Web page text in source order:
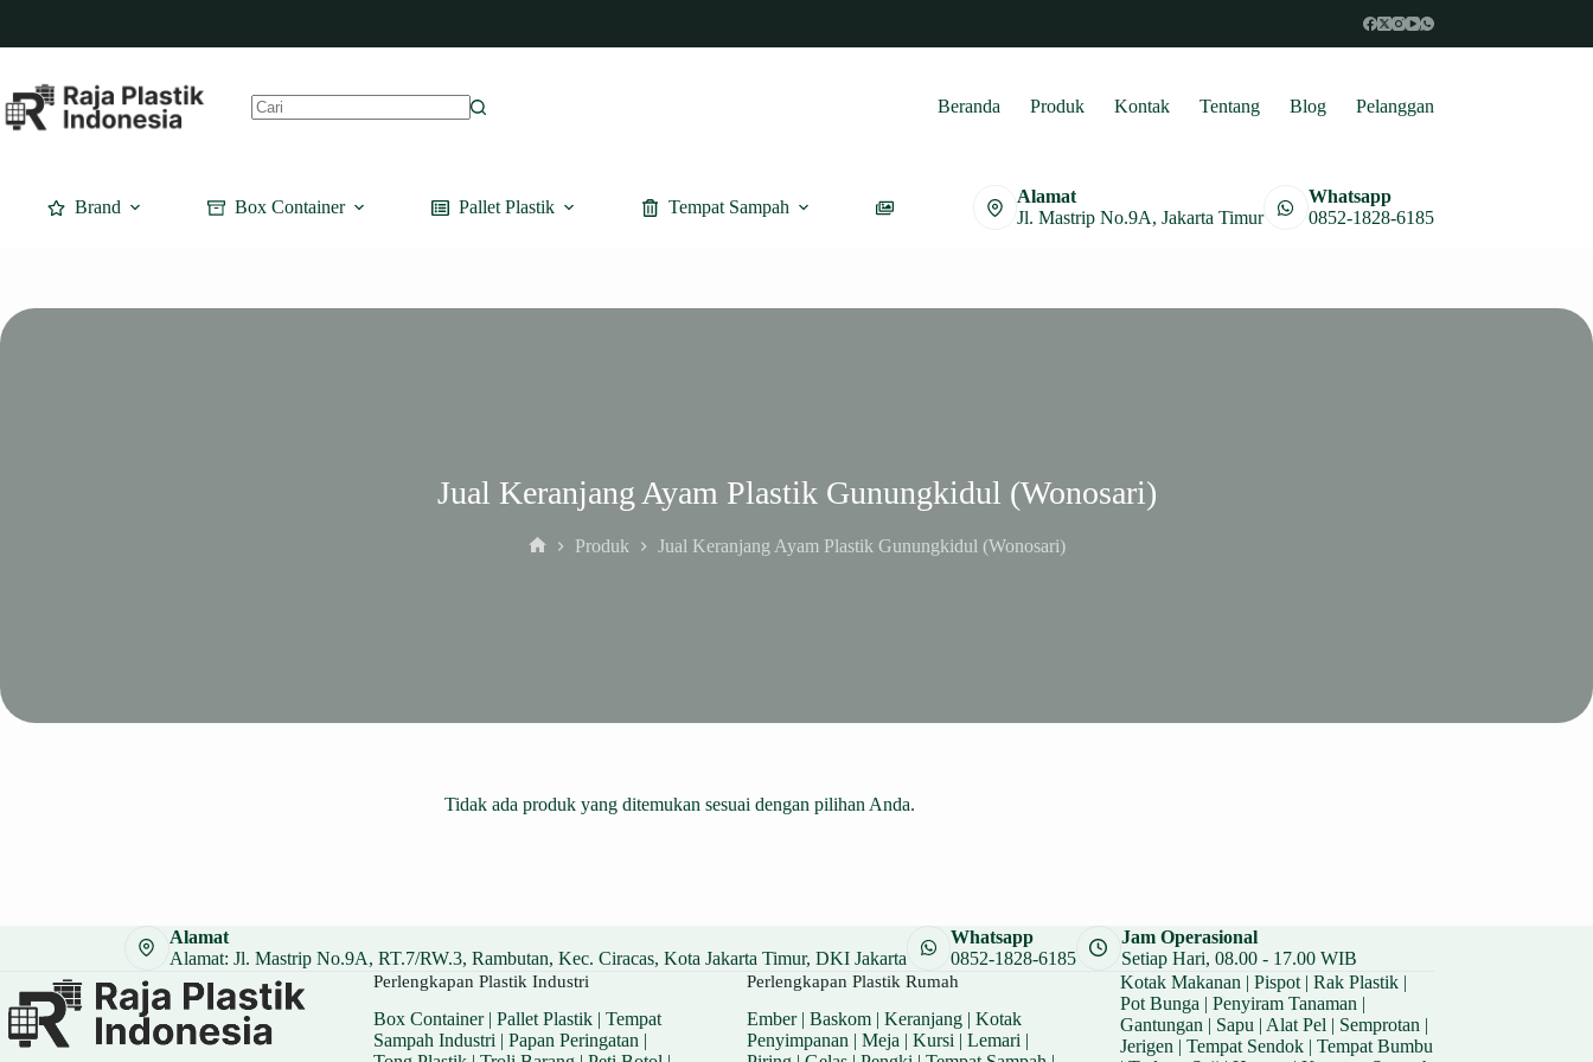
content
Beranda Produk Kontak Tentang Blog Pelanggan
Brand Box Container Pallet Plastik Tempat Sampah
Alamat
Jl. Mastrip No.9A, Jakarta Timur
Whatsapp
0852-1828-6185
Jual Keranjang Ayam Plastik Gunungkidul (Wonosari)
Produk Jual Keranjang Ayam Plastik Gunungkidul (Wonosari)
Tidak ada produk yang ditemukan sesuai dengan pilihan Anda.
Alamat
Alamat: Jl. Mastrip No.9A, RT.7/RW.3, Rambutan, Kec. Ciracas, Kota Jakarta Timur, DKI Jakarta
Whatsapp
0852-1828-6185
Jam Operasional
Setiap Hari, 08.00 - 17.00 WIB
Perlengkapan Plastik Industri
Box Container| Pallet Plastik| Tempat
Sampah Industri | Papan Peringatan |
Perlengkapan Plastik Rumah
Ember| Baskom| Keranjang| Kotak
Penyimpanan | Meja | Kursi | Lemari |
Kotak Makanan | Pispot| Rak Plastik|
Pot Bunga | Penyiram Tanaman |
Gantungan | Sapu | Alat Pel | Semprotan |
Jerigen | Tempat Sendok| Tempat Bumbu